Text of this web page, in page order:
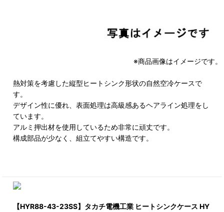
※商品画像はイメージです。
熱対策を考慮した縦型ヒートシンク形状の自然空冷ケースで
す。
デザイン性に優れ、表面処理は高級感あるヘアライン処理をし
ています。
アルミ押出材を使用しているため非常に頑丈です。
構成部品が少なく、組立てやすい構造です。
【HYR88-43-23SS】タカチ電機工業 ヒートシンクケース HY